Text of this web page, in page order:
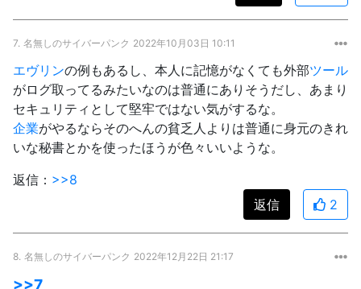
7. 名無しのサイバーパンク 2022年10月03日 10:11
エヴリンの例もあるし、本人に記憶がなくても外部ツール
がログ取ってるみたいなのは普通にありそうだし、あまり
セキュリティとして堅牢ではない気がするな。
企業がやるならそのへんの貧乏人よりは普通に身元のきれ
いな秘書とかを使ったほうが色々いいような。
返信： >>8
返信
2
8. 名無しのサイバーパンク 2022年12月22日 21:17
>>7